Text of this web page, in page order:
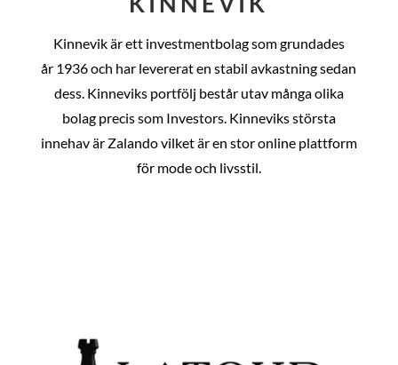
Kinnevik är ett investmentbolag som grundades
år 1936 och har levererat en stabil avkastning sedan
dess. Kinneviks portfölj består utav många olika
bolag precis som Investors. Kinneviks största
innehav är Zalando vilket är en stor online plattform
för mode och livsstil.